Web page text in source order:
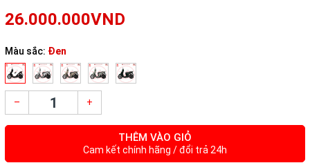
26.000.000VND
Màu sắc: Đen
– +
THÊM VÀO GIỎ
Cam kết chính hãng / đổi trả 24h